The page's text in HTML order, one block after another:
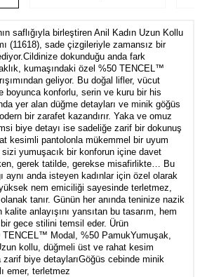
saflığıyla birleştiren Anil Kadın Uzun Kollu
(11618), sade çizgileriyle zamansız bir
dokunduğu anda fark
kumaşındaki özel %50 TENCEL™
geliyor. Bu doğal lifler, vücut
boyunca konforlu, serin ve kuru bir his
yer alan düğme detayları ve minik göğüs
bir zarafet kazandırır. Yaka ve omuz
biye detayı ise sadeliğe zarif bir dokunuş
kesimli pantolonla mükemmel bir uyum
yumuşacık bir konforun içine davet
gerek tatilde, gerekse misafirlikte… Bu
aynı anda isteyen kadınlar için özel olarak
nem emiciliği sayesinde terletmez,
tanır. Günün her anında teninize nazik
kalite anlayışını yansıtan bu tasarım, hem
gece stilini temsil eder. Ürün
Modal, %50 PamukYumuşak,
kollu, düğmeli üst ve rahat kesim
biye detaylarıGöğüs cebinde minik
emer, terletmez